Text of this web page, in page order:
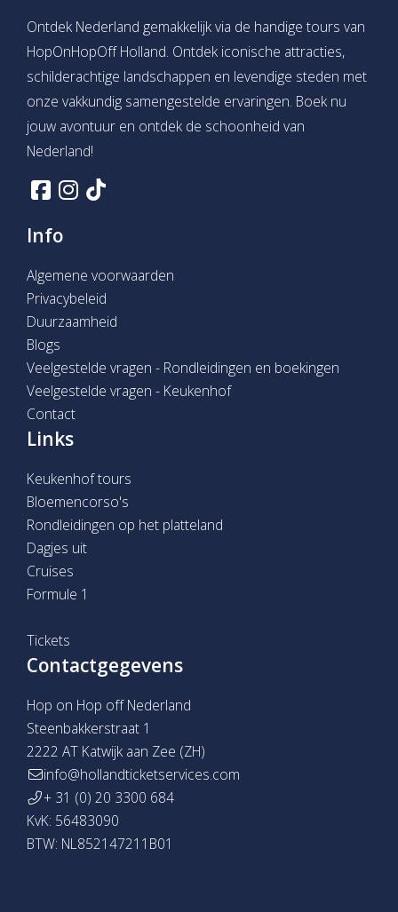
Ontdek Nederland gemakkelijk via de handige tours van
HopOnHopOff Holland. Ontdek iconische attracties,
schilderachtige landschappen en levendige steden met
onze vakkundig samengestelde ervaringen. Boek nu
jouw avontuur en ontdek de schoonheid van
Nederland!
Info
Algemene voorwaarden
Privacybeleid
Duurzaamheid
Blogs
Veelgestelde vragen - Rondleidingen en boekingen
Veelgestelde vragen - Keukenhof
Contact
Links
Keukenhof tours
Bloemencorso's
Rondleidingen op het platteland
Dagjes uit
Cruises
Formule 1
Tickets
Contactgegevens
Hop on Hop off Nederland
Steenbakkerstraat 1
2222 AT Katwijk aan Zee (ZH)
info@hollandticketservices.com
+ 31 (0) 20 3300 684
KvK: 56483090
BTW: NL852147211B01